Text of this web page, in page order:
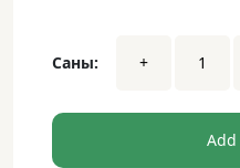
Саны: +
әйелдер
120